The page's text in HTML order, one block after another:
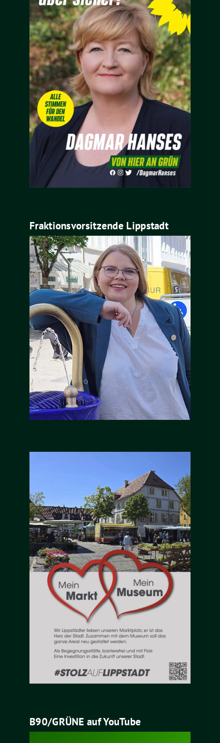
Fraktionsvorsitzende Lippstadt
B90/GRÜNE auf YouTube